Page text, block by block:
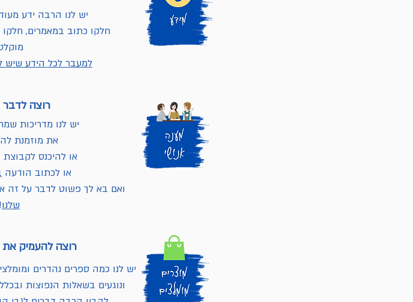
יש לנו הרבה ידע
חלקו כתוב במאמרים,
למעבר לכל הידע שיש
רוצה
יש לנו מדריכות
את מוזמנת
או להיכנס לקבוצת
או לכתוב הודעה
ואם בא לך פשוט לדבר על זה
שלנו!
רוצה להעמיק את
יש לנו כמה ספרים נהדרים
ונוגעים בשאלות הנפוצות